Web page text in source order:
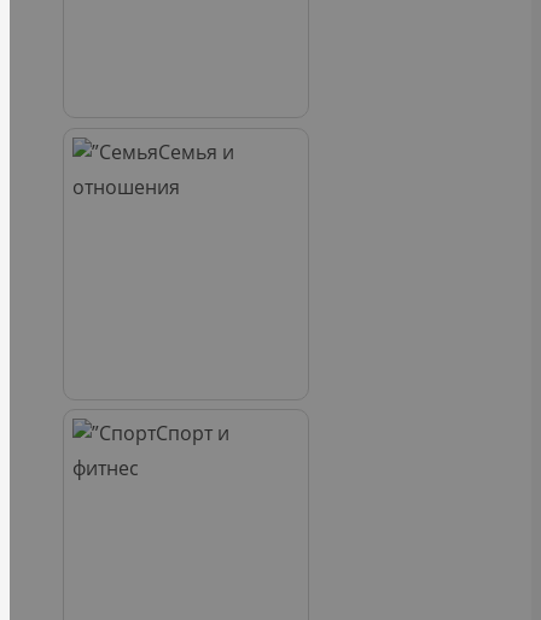
Семья и
отношения
Спорт и
фитнес